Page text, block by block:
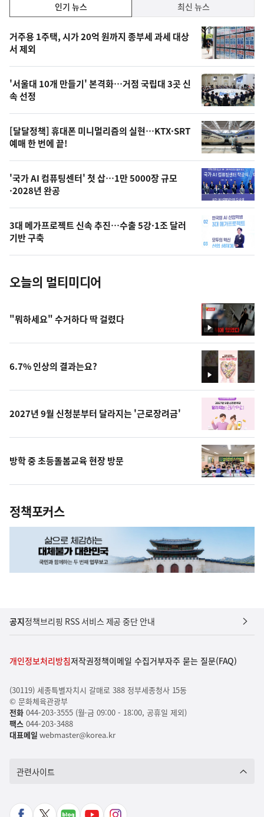
기,
최
신,
오
늘
의
영
상
오
늘
사
진
인기 뉴스 최신 뉴스
기
뉴
스
거주용 1주택, 시가 20억 원까지 종부세 과세 대상
서 제외
'서울대 10개 만들기' 본격화…거점 국립대 3곳 신
속 선정
[달달정책] 휴대폰 미니멀리즘의 실현…KTX·SRT
예매 한 번에 끝!
'국가 AI 컴퓨팅센터' 첫 삽…1만 5000장 규모
·2028년 완공
3대 메가프로젝트 신속 추진…수출 5강·1조 달러
기반 구축
오늘의 멀티미디어
영
상
"뭐하세요" 수거하다 딱 걸렸다
영
상
6.7% 인상의 결과는요?
2027년 9월 신청분부터 달라지는 '근로장려금'
방학 중 초등돌봄교육 현장 방문
정책포커스
공지정책브리핑 RSS 서비스 제공 중단 안내
개인정보처리방침저작권정책이메일 수집거부자주 묻는 질문(FAQ)
(30119) 세종특별자치시 갈매로 388 정부세종청사 15동
© 문화체육관광부
전화044-203-3555 (월-금 09:00 - 18:00, 공휴일 제외)
팩스044-203-3488
대표메일 webmaster@korea.kr
관련사이트